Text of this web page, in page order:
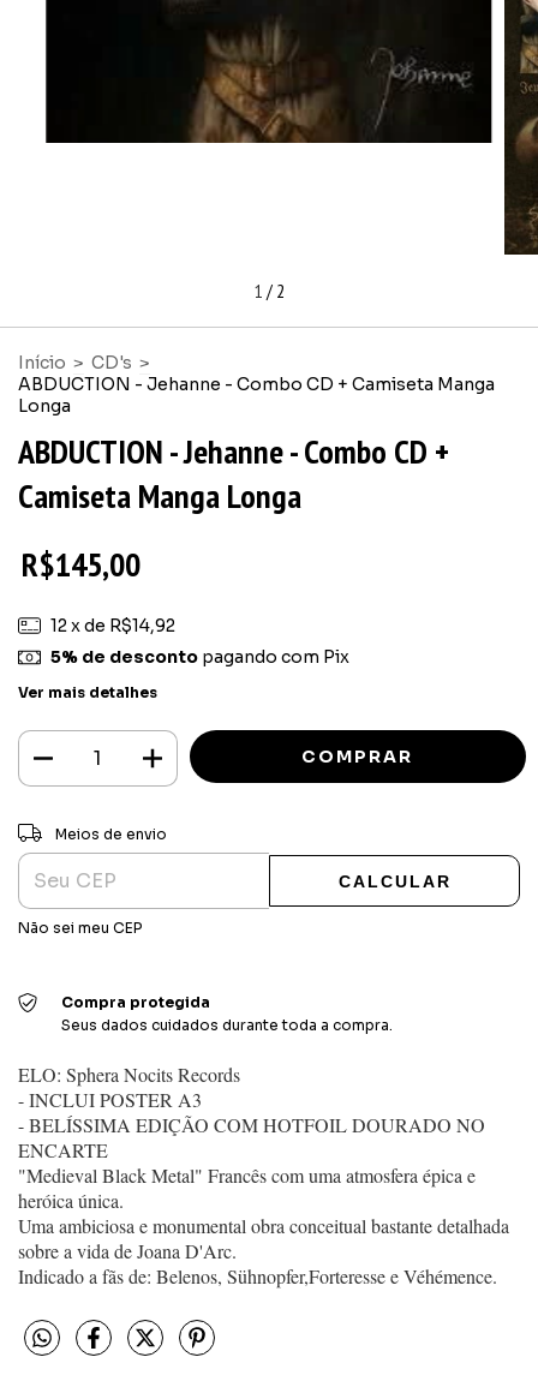
1 / 2
Início > CD's >
ABDUCTION - Jehanne - Combo CD + Camiseta Manga
Longa
ABDUCTION - Jehanne - Combo CD +
Camiseta Manga Longa
R$145,00
12 x de R$14,92
5% de descontopagando com Pix
Ver mais detalhes
Entregas para o CEP:
Meios de envio
CALCULAR
Não sei meu CEP
Compra protegida
Seus dados cuidados durante toda a compra.
ELO: Sphera Nocits Records
- INCLUI POSTER A3
- BELÍSSIMA EDIÇÃO COM HOTFOIL DOURADO NO
ENCARTE
"Medieval Black Metal" Francês com uma atmosfera épica e
heróica única.
Uma ambiciosa e monumental obra conceitual bastante detalhada
sobre a vida de Joana D'Arc.
Indicado a fãs de: Belenos, Sühnopfer,Forteresse e Véhémence.